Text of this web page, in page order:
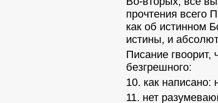
прочтения всего
как об истинном
истины, и
Писание гвоорит,
безгрешного:
10. как написано:
11. нет